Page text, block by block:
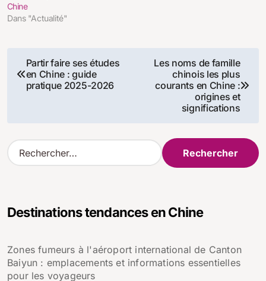
Chine
Dans "Actualité"
Navigation
de
Partir faire ses études
en Chine : guide
pratique 2025-2026
Les noms de famille
chinois les plus
courants en Chine :
origines et
significations
R
e
r
e
r
Destinations tendances en Chine
Zones fumeurs à l'aéroport international de Canton
Baiyun : emplacements et informations essentielles
pour les voyageurs